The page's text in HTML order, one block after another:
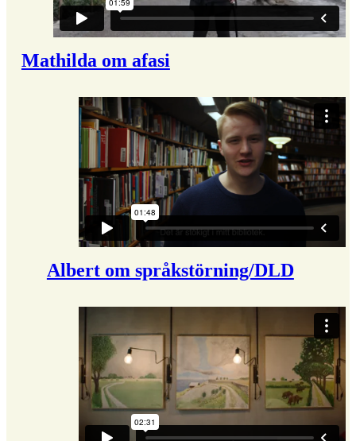
Mathilda om afasi
Albert om språkstörning/DLD